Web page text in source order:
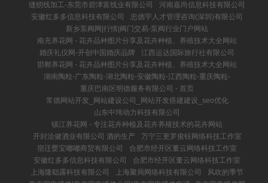
缝纫线加工-东莞市碧津富线业有限公司
河南嘉尚信息科技有限公司
安徽红多多信息科技有限公司
忠德宇人才管理咨询(深圳)有限公司
新乡泵阀网|行情|阀门交易-泵阀行业门户网站
南充养花网 - 花卉品种图片分享及花卉种植、养殖技术大全网站
婚庆礼仪网-开创中国婚庆品牌
江西运达国际旅行社有限公司
邯郸养花网 - 花卉品种图片分享及花卉种植、养殖技术大全网站
湖南陶粒-广东陶粒-湖北陶粒-安徽陶粒-江西陶粒-重庆陶粒-
重庆巴南区明德服务有限公司 - 首页
常德网站开发_网站建设公司_网站开发搭建建设_seo优化
山东中玮动力科技有限公司
镇江养花网 - 专注花卉种植及花卉养殖技术的花卉网站
开封洽健酒业有限公司 酒的生产
万宁三更罗俊钰网络科技工作室
宿迁婴宝嘟嘟商贸有限公司
合肥市经开区董云网络科技工作室
安徽红多多信息科技有限公司
合肥市经开区董云网络科技工作室
上海隆聪露科技有限公司
上海聚局网络科技有限公司
风吹的季节